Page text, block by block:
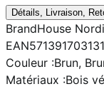
Détails, Livraison,
BrandHouse
EAN
Couleur :Brun,
Matériaux :Bois